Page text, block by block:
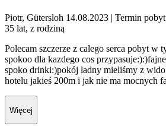
Piotr, Gütersloh 14.08.2023 | Termin
35 lat, z rodziną
Polecam szczerze z calego serca pobyt w
spokoo dla kazdego cos
spoko drinki:)pokój ladny mieliśmy z
hotelu jakieś 200m i jak nie ma mocnych
Więcej